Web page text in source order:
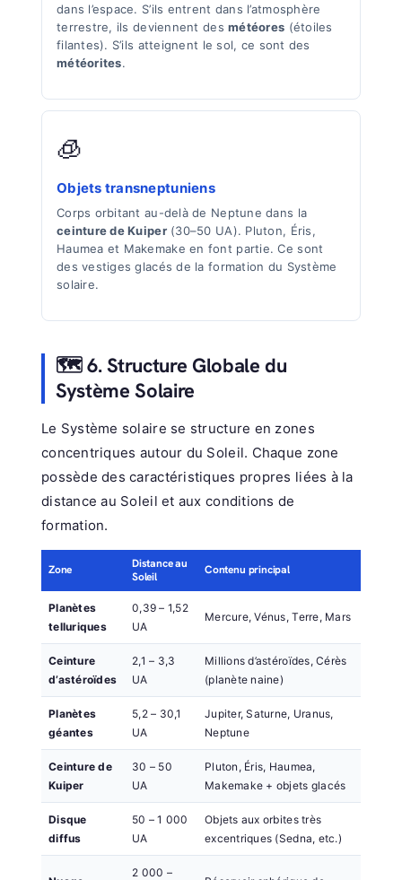
dans l’espace. S’ils entrent dans l’atmosphère
terrestre, ils deviennent desmétéores (étoiles
filantes). S’ils atteignent le sol, ce sont des
météorites.
🧊
Objets transneptuniens
Corps orbitant au-delà de Neptune dans la
ceinture de Kuiper(30–50 UA). Pluton, Éris,
Haumea et Makemake en font partie. Ce sont
des vestiges glacés de la formation du Système
solaire.
🗺️ 6. Structure Globale du
Système Solaire
Le Système solaire se structure en zones
concentriques autour du Soleil. Chaque zone
possède des caractéristiques propres liées à la
distance au Soleil et aux conditions de
formation.
Zone
Distance au
Soleil
Contenu principal
Planètes
telluriques
0,39 – 1,52
UA
Mercure, Vénus, Terre, Mars
Ceinture
d’astéroïdes
2,1 – 3,3
UA
Millions d’astéroïdes, Cérès
(planète naine)
Planètes
géantes
5,2 – 30,1
UA
Jupiter, Saturne, Uranus,
Neptune
Ceinture de
Kuiper
30 – 50
UA
Pluton, Éris, Haumea,
Makemake + objets glacés
Disque
diffus
50 – 1 000
UA
Objets aux orbites très
excentriques (Sedna, etc.)
2 000 –